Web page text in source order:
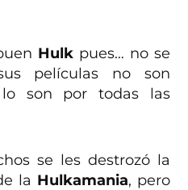
Hulkpues… no se
películas no son
son por todas las
se les destrozó la
la Hulkamania, pero